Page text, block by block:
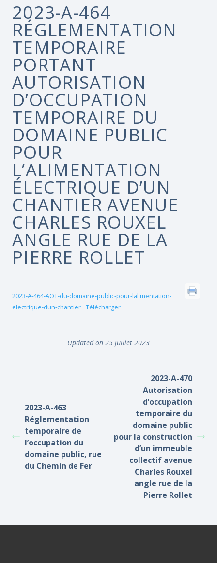
2023-A-464
RÉGLEMENTATION
TEMPORAIRE
PORTANT
AUTORISATION
D’OCCUPATION
TEMPORAIRE DU
DOMAINE PUBLIC
POUR
L’ALIMENTATION
ÉLECTRIQUE D’UN
CHANTIER AVENUE
CHARLES ROUXEL
ANGLE RUE DE LA
PIERRE ROLLET
2023-A-464-AOT-du-domaine-public-pour-lalimentation-
electrique-dun-chantier Télécharger
Updated on 25 juillet 2023
2023-A-463
Réglementation
temporaire de
l’occupation du
domaine public, rue
du Chemin de Fer
2023-A-470
Autorisation
d’occupation
temporaire du
domaine public
pour la construction
d’un immeuble
collectif avenue
Charles Rouxel
angle rue de la
Pierre Rollet